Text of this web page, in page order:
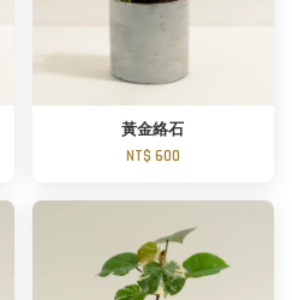
黃金絡石
NT$ 600